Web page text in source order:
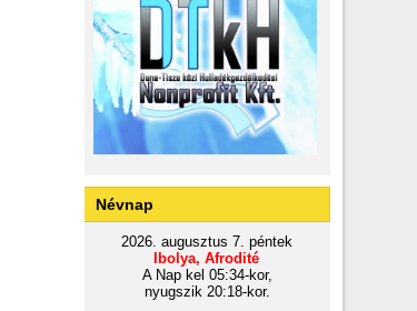
Névnap
2026. augusztus 7. péntek
Ibolya, Afrodité
A Nap kel 05:34-kor,
nyugszik 20:18-kor.